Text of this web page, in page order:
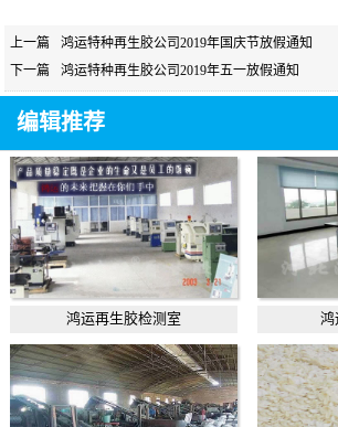
上一篇
鸿运特种再生胶公司2019年国庆节放假通知
下一篇
鸿运特种再生胶公司2019年五一放假通知
编辑推荐
鸿运再生胶检测室 鸿